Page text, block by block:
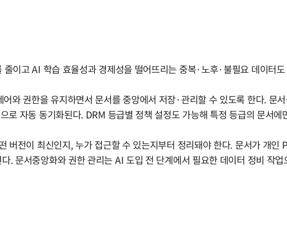
이고 AI 학습 효율성과 경제성을 떨어뜨리는 중복·노후·불필요 데이터
와 권한을 유지하면서 문서를 중앙에서 저장·관리할 수 있도록 한다. 문
로 자동 동기화된다. DRM 등급별 정책 설정도 가능해 특정 등급의 문서에
버전이 최신인지, 누가 접근할 수 있는지부터 정리돼야 한다. 문서가 개인
. 문서중앙화와 권한 관리는 AI 도입 전 단계에서 필요한 데이터 정비 작업